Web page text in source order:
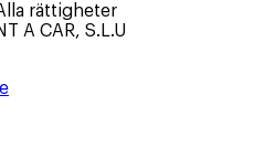
rättigheter
A CAR, S.L.U